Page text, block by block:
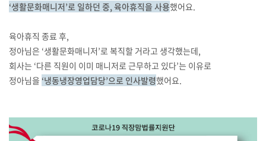
‘생활문화매니저’로 일하던 중, 육아휴직을 사용했어요.
육아휴직 종료 후,
정아님은 ‘생활문화매니저’로 복직할 거라고 생각했는데,
회사는 ‘다른 직원이 이미 매니저로 근무하고 있다’는 이유로
정아님을 ‘냉동냉장영업담당’으로 인사발령했어요.